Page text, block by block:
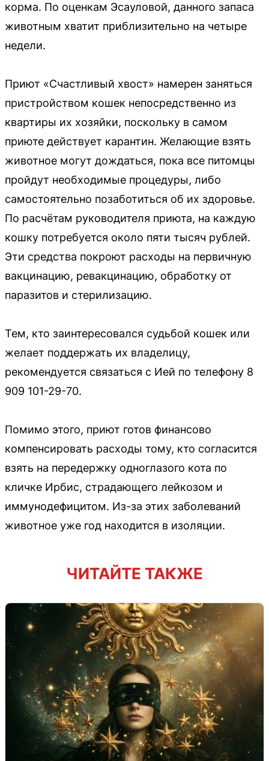
корма. По оценкам Эсауловой, данного запаса
животным хватит приблизительно на четыре
недели.
Приют «Счастливый хвост» намерен заняться
пристройством кошек непосредственно из
квартиры их хозяйки, поскольку в самом
приюте действует карантин. Желающие взять
животное могут дождаться, пока все питомцы
пройдут необходимые процедуры, либо
самостоятельно позаботиться об их здоровье.
По расчётам руководителя приюта, на каждую
кошку потребуется около пяти тысяч рублей.
Эти средства покроют расходы на первичную
вакцинацию, ревакцинацию, обработку от
паразитов и стерилизацию.
Тем, кто заинтересовался судьбой кошек или
желает поддержать их владелицу,
рекомендуется связаться с Ией по телефону 8
909 101-29-70.
Помимо этого, приют готов финансово
компенсировать расходы тому, кто согласится
взять на передержку одноглазого кота по
кличке Ирбис, страдающего лейкозом и
иммунодефицитом. Из-за этих заболеваний
животное уже год находится в изоляции.
ЧИТАЙТЕ ТАКЖЕ